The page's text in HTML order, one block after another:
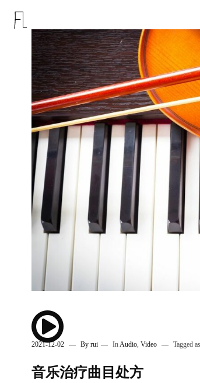
2021-12-02 By rui In Audio, Video Tagged as
音乐治疗曲目处方